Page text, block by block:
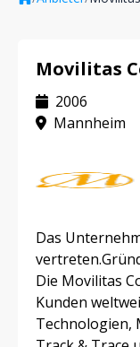
Movilitas
2006
Mannheim
Das
Die Movilitas
Kunden
Technologien,